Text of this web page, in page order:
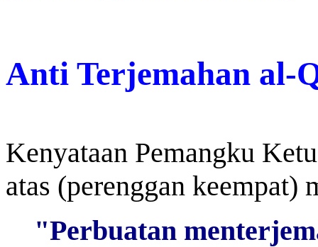
Anti Terjemahan al-
Kenyataan Pemangku
atas (perenggan keempat)
"Perbuatan